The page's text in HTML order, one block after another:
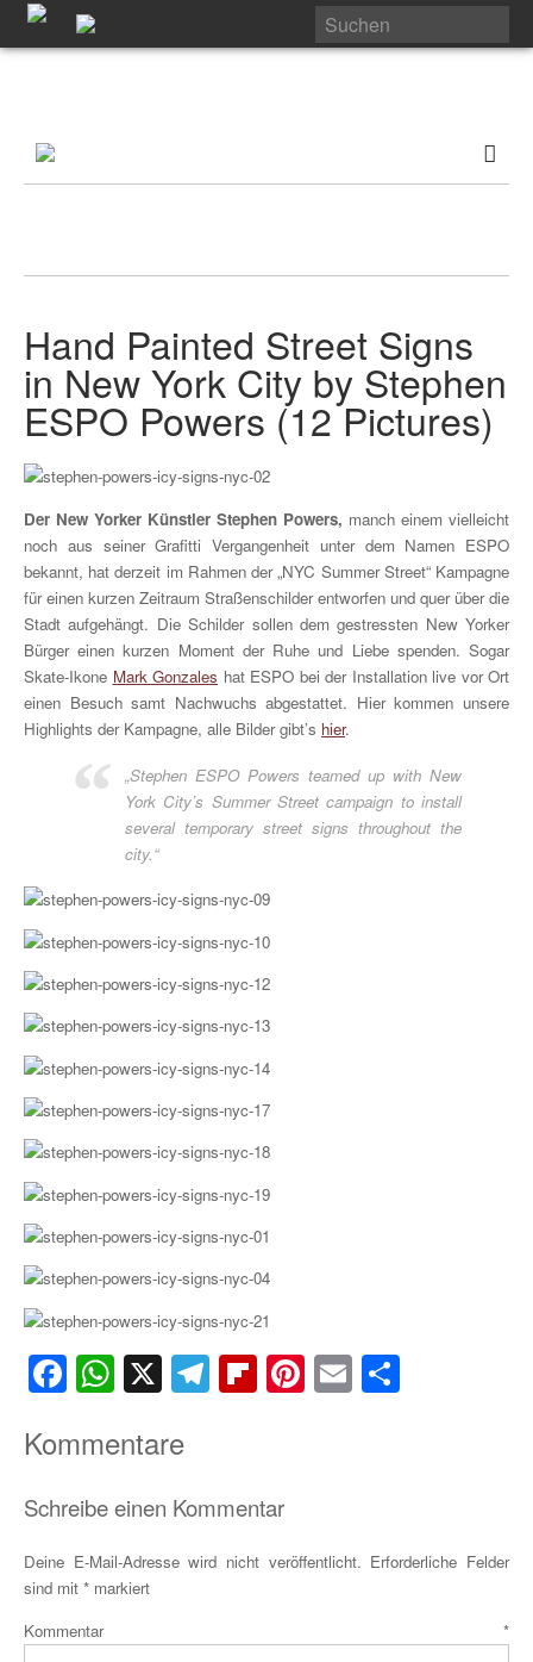
Hand Painted Street Signs
in New York City by Stephen
ESPO Powers (12 Pictures)
Der New Yorker Künstler Stephen Powers, manch einem vielleicht
noch aus seiner Grafitti Vergangenheit unter dem Namen ESPO
bekannt, hat derzeit im Rahmen der „NYC Summer Street“ Kampagne
für einen kurzen Zeitraum Straßenschilder entworfen und quer über die
Stadt aufgehängt. Die Schilder sollen dem gestressten New Yorker
Bürger einen kurzen Moment der Ruhe und Liebe spenden. Sogar
Skate-Ikone Mark Gonzales hat ESPO bei der Installation live vor Ort
einen Besuch samt Nachwuchs abgestattet. Hier kommen unsere
Highlights der Kampagne, alle Bilder gibt’s hier.
„Stephen ESPO Powers teamed up with New
York City’s Summer Street campaign to install
several temporary street signs throughout the
city.“
Facebook
WhatsApp
X Telegram
Flipboard
Pinterest
Email
Kommentare
Schreibe einen Kommentar
Deine E-Mail-Adresse wird nicht veröffentlicht. Erforderliche Felder
sind mit * markiert
Kommentar *